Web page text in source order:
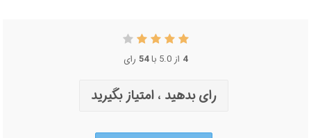
4 از 5.0 با 54رای
رای بدهید ، امتیاز بگیرید